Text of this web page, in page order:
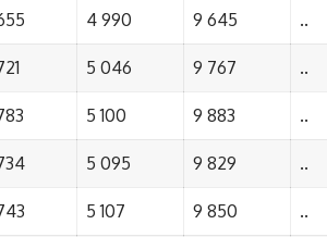
4 990 9 645 ..
5 046 9 767 ..
5 100 9 883 ..
5 095 9 829 ..
5 107 9 850 ..